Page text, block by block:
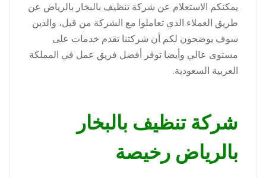
يمكنكم الاستعلام عن شركة تنظيف بالبخار بالرياض عن
طريق العملاء الذي تعاملوا مع الشركة من قبل، والذين
سوف يوضحون لكم أن شركتنا تقدم خدمات على
مستوى عالي وأيضا توفر أفضل فريق عمل في المملكة
العربية السعودية.
شركة تنظيف بالبخار
بالرياض رخيصة